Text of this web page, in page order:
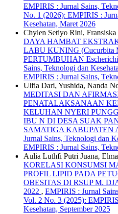
EMPIRIS : Jurnal Sains,
No. 1 (2026): EMPIRIS :
Kesehatan, Maret 2026
Chylen Setiyo Rini,
DAYA HAMBAT
LABU KUNING (Cucurbita
PERTUMBUHAN
Sains, Teknologi dan
EMPIRIS : Jurnal Sains,
Ulfia Dari, Yushida, Nanda
MEDITASI DAN
PENATALAKSANAAN
KELUHAN NYERI
IBU N DI DESA SUAK
SAMATIGA KABUPATEN
Jurnal Sains, Teknologi dan
EMPIRIS : Jurnal Sains,
Aulia Luthfi Putri Juana,
KORELASI KONSUMSI
PROFIL LIPID PADA
OBESITAS DI RSUP M.
2022 , EMPIRIS : Jurnal
Vol. 2 No. 3 (2025):
Kesehatan, September 2025